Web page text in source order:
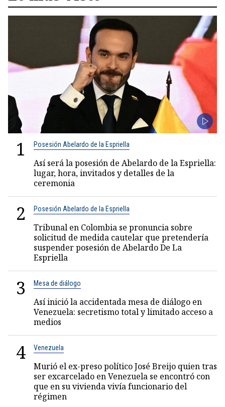
1 Posesión Abelardo de la Espriella
Así será la posesión de Abelardo de la Espriella:
lugar, hora, invitados y detalles de la
ceremonia
2 Posesión Abelardo de la Espriella
Tribunal en Colombia se pronuncia sobre
solicitud de medida cautelar que pretendería
suspender posesión de Abelardo De La
Espriella
3 Mesa de diálogo
Así inició la accidentada mesa de diálogo en
Venezuela: secretismo total y limitado acceso a
medios
4 Venezuela
Murió el ex-preso político José Breijo quien tras
ser excarcelado en Venezuela se encontró con
que en su vivienda vivía funcionario del
régimen